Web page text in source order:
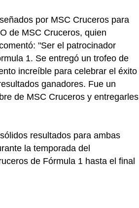
por MSC Cruceros para
de MSC Cruceros, quien
"Ser el patrocinador
1. Se entregó un trofeo de
increíble para celebrar el éxito
ganadores. Fue un
de MSC Cruceros y entregarles
resultados para ambas
la temporada del
de Fórmula 1 hasta el final